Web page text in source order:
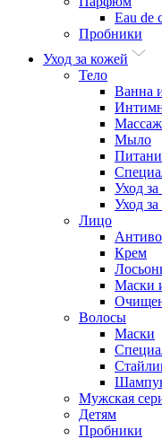
Eau de
Пробники
Уход за кожей
Тело
Ванна
Массаж
Мыло
Уход
Уход
Лицо
Крем
Маски
Волосы
Маски
Мужская
Детям
Пробники